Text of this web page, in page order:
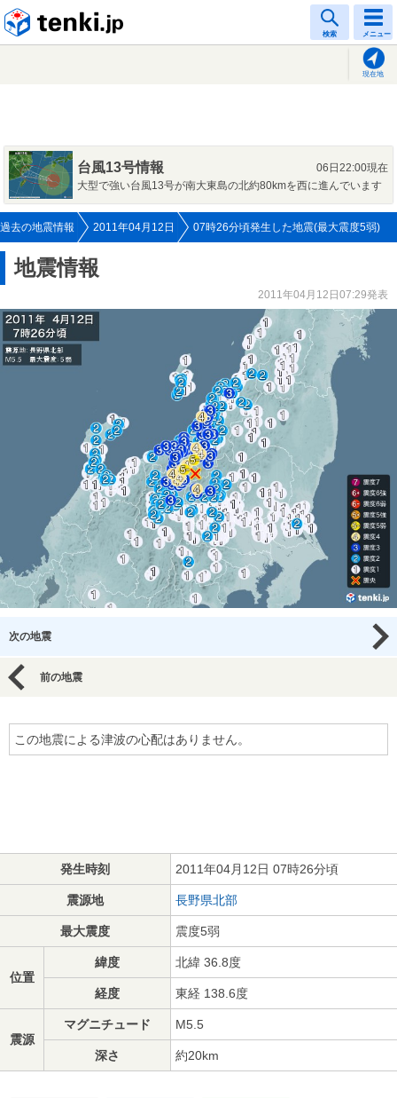
検索 メニュー
現在地
台風13号情報
06日22:00現在
大型で強い台風13号が南大東島の北約80kmを西に進んでいます
過去の地震情報 2011年04月12日 07時26分頃発生した地震(最大震度5弱)
地震情報
2011年04月12日07:29発表
次の地震
前の地震
この地震による津波の心配はありません。
発生時刻 2011年04月12日 07時26分頃
震源地 長野県北部
最大震度 震度5弱
位置
緯度 北緯 36.8度
経度 東経 138.6度
震源
マグニチュード M5.5
深さ 約20km